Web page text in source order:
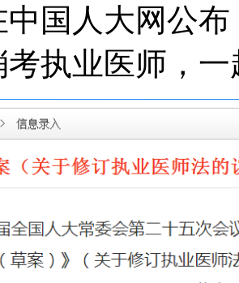
中国人大网公
考执业医师，